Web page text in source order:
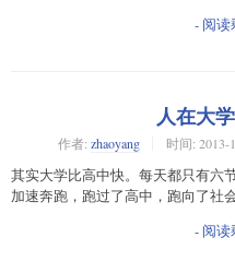
- 阅读
人在大
作者: zhaoyang 时间: 2013-
其实大学比高中快。每天都只有六
加速奔跑，跑过了高中，跑向了社会
- 阅读